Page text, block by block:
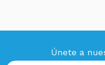
Únete a